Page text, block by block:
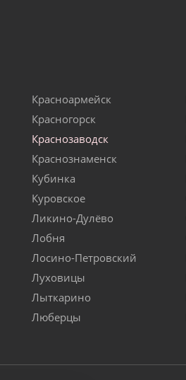
Красноармейск
Красногорск
Краснозаводск
Краснознаменск
Кубинка
Куровское
Ликино-Дулёво
Лобня
Лосино-Петровский
Луховицы
Лыткарино
Люберцы